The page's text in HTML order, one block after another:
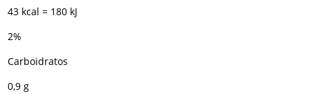
43 kcal = 180 kJ
2%
Carboidratos
0,9 g